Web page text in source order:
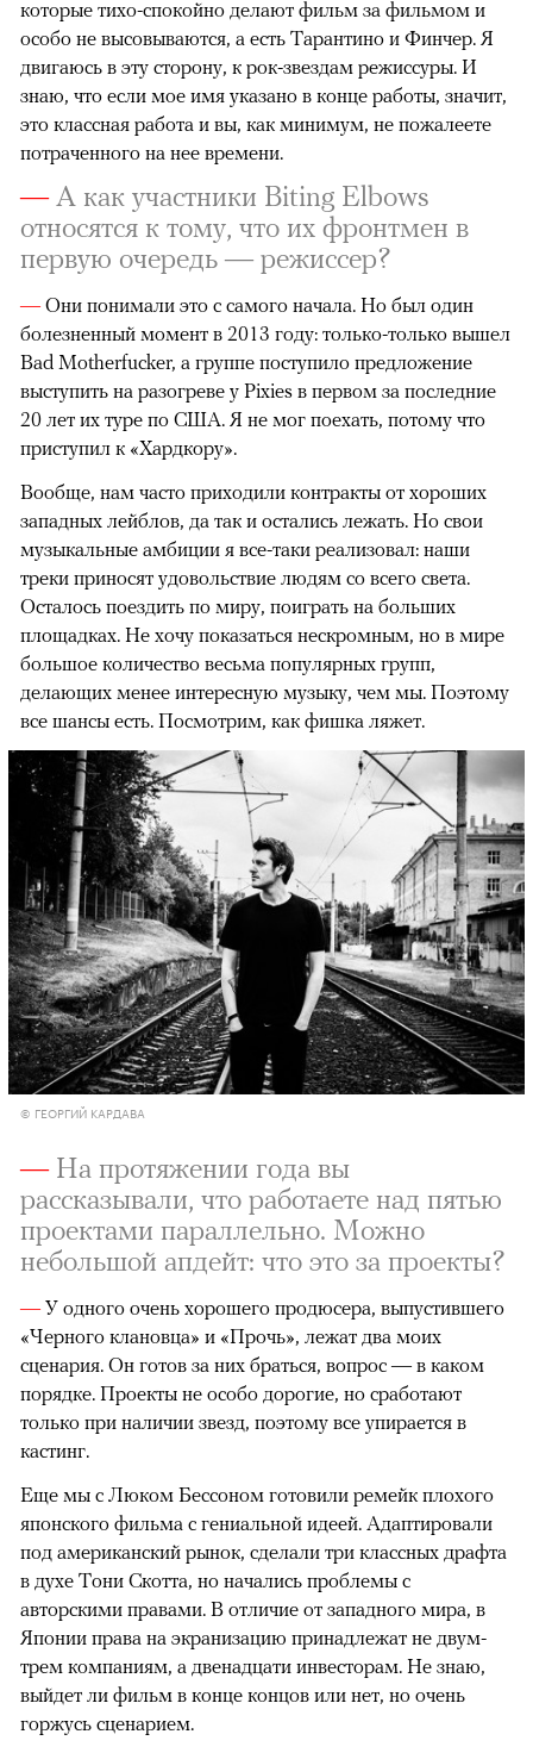
которые тихо-спокойно делают фильм за фильмом и
особо не высовываются, а есть Тарантино и Финчер. Я
двигаюсь в эту сторону, к рок-звездам режиссуры. И
знаю, что если мое имя указано в конце работы, значит,
это классная работа и вы, как минимум, не пожалеете
потраченного на нее времени.
—А как участники Biting Elbows
относятся к тому, что их фронтмен в
первую очередь — режиссер?
— Они понимали это с самого начала. Но был один
болезненный момент в 2013 году: только-только вышел
Bad Motherfucker, а группе поступило предложение
выступить на разогреве у Pixies в первом за последние
20 лет их туре по США. Я не мог поехать, потому что
приступил к «Хардкору».
Вообще, нам часто приходили контракты от хороших
западных лейблов, да так и остались лежать. Но свои
музыкальные амбиции я все-таки реализовал: наши
треки приносят удовольствие людям со всего света.
Осталось поездить по миру, поиграть на больших
площадках. Не хочу показаться нескромным, но в мире
большое количество весьма популярных групп,
делающих менее интересную музыку, чем мы. Поэтому
все шансы есть. Посмотрим, как фишка ляжет.
© ГЕОРГИЙ КАРДАВА
—На протяжении года вы
рассказывали, что работаете над пятью
проектами параллельно. Можно
небольшой апдейт: что это за проекты?
— У одного очень хорошего продюсера, выпустившего
«Черного клановца» и «Прочь», лежат два моих
сценария. Он готов за них браться, вопрос — в каком
порядке. Проекты не особо дорогие, но сработают
только при наличии звезд, поэтому все упирается в
кастинг.
Еще мы с Люком Бессоном готовили ремейк плохого
японского фильма с гениальной идеей. Адаптировали
под американский рынок, сделали три классных драфта
в духе Тони Скотта, но начались проблемы с
авторскими правами. В отличие от западного мира, в
Японии права на экранизацию принадлежат не двум-
трем компаниям, а двенадцати инвесторам. Не знаю,
выйдет ли фильм в конце концов или нет, но очень
горжусь сценарием.